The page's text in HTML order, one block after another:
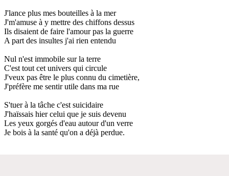
J'lance plus mes bouteilles à la mer
J'm'amuse à y mettre des chiffons dessus
Ils disaient de faire l'amour pas la guerre
A part des insultes j'ai rien entendu
Nul n'est immobile sur la terre
C'est tout cet univers qui circule
J'veux pas être le plus connu du cimetière,
J'préfère me sentir utile dans ma rue
S'tuer à la tâche c'est suicidaire
J'haïssais hier celui que je suis devenu
Les yeux gorgés d'eau autour d'un verre
Je bois à la santé qu'on a déjà perdue.